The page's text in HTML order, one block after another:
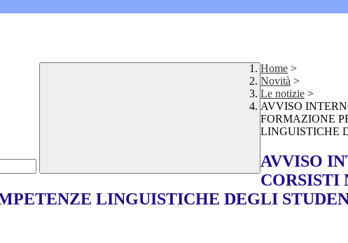
Home >
Novità >
Le notizie >
AVVISO
FORMAZIONE
LINGUISTICHE
AVVISO
CORSISTI
LINGUISTICHE DEGLI